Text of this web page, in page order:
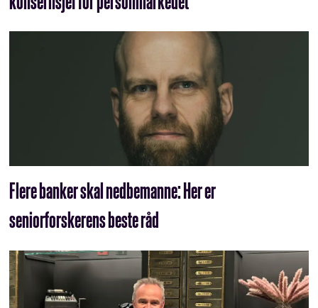
Flere banker skal nedbemanne: Her er
seniorforskerens beste råd